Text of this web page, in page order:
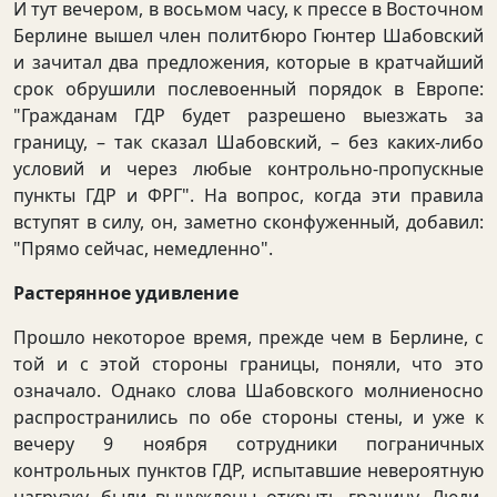
И тут вечером, в восьмом часу, к прессе в Восточном
Берлине вышел член политбюро Гюнтер Шабовский
и зачитал два предложения, которые в кратчайший
срок обрушили послевоенный порядок в Европе:
"Гражданам ГДР будет разрешено выезжать за
границу, – так сказал Шабовский, – без каких-либо
условий и через любые контрольно-пропускные
пункты ГДР и ФРГ". На вопрос, когда эти правила
вступят в силу, он, заметно сконфуженный, добавил:
"Прямо сейчас, немедленно".
Растерянное удивление
Прошло некоторое время, прежде чем в Берлине, с
той и с этой стороны границы, поняли, что это
означало. Однако слова Шабовского молниеносно
распространились по обе стороны стены, и уже к
вечеру 9 ноября сотрудники пограничных
контрольных пунктов ГДР, испытавшие невероятную